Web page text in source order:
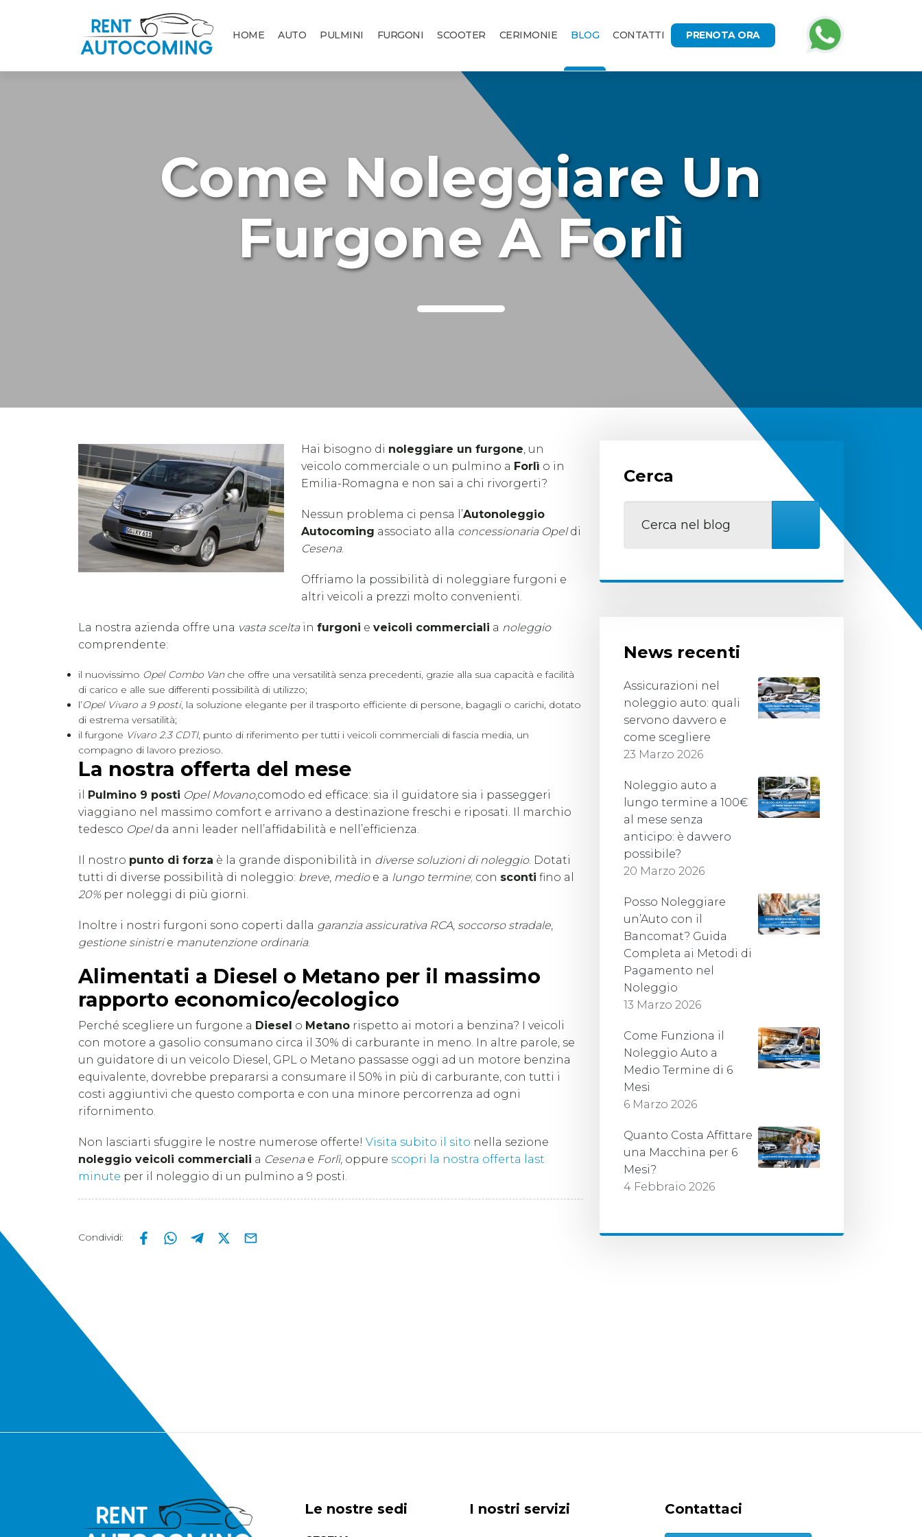
HOME AUTO PULMINI FURGONI SCOOTER CERIMONIE BLOG CONTATTI PRENOTA ORA
Come Noleggiare Un
Furgone A Forlì
Hai bisogno di noleggiare un furgone, un
veicolo commerciale o un pulmino a Forlì o in
Emilia-Romagna e non sai a chi rivorgerti?
Nessun problema ci pensa l’Autonoleggio
Autocoming associato alla concessionaria Opeldi
Cesena.
Offriamo la possibilità di noleggiare furgoni e
altri veicoli a prezzi molto convenienti.
La nostra azienda offre una vasta sceltain furgoni e veicoli commerciali a noleggio
comprendente:
il nuovissimo Opel Combo Vanche offre una versatilità senza precedenti, grazie alla sua capacità e facilità
di carico e alle sue differenti possibilità di utilizzo;
l’Opel Vivaro a 9 posti, la soluzione elegante per il trasporto efficiente di persone, bagagli o carichi, dotato
di estrema versatilità;
il furgone Vivaro 2.3 CDTI, punto di riferimento per tutti i veicoli commerciali di fascia media, un
compagno di lavoro prezioso.
La nostra offerta del mese
il Pulmino 9 posti Opel Movano,comodo ed efficace: sia il guidatore sia i passeggeri
viaggiano nel massimo comfort e arrivano a destinazione freschi e riposati. Il marchio
tedesco Opelda anni leader nell’affidabilità e nell’efficienza.
Il nostro punto di forza è la grande disponibilità in diverse soluzioni di noleggio. Dotati
tutti di diverse possibilità di noleggio: breve, medioe a lungo termine; con sconti fino al
20%per noleggi di più giorni.
Inoltre i nostri furgoni sono coperti dalla garanzia assicurativa RCA, soccorso stradale,
gestione sinistrie manutenzione ordinaria.
Alimentati a Diesel o Metano per il massimo
rapporto economico/ecologico
Perché scegliere un furgone a Diesel o Metano rispetto ai motori a benzina? I veicoli
con motore a gasolio consumano circa il 30% di carburante in meno. In altre parole, se
un guidatore di un veicolo Diesel, GPL o Metano passasse oggi ad un motore benzina
equivalente, dovrebbe prepararsi a consumare il 50% in più di carburante, con tutti i
costi aggiuntivi che questo comporta e con una minore percorrenza ad ogni
rifornimento.
Non lasciarti sfuggire le nostre numerose offerte! Visita subito il sito nella sezione
noleggio veicoli commerciali a Cesenae Forlì, oppure scopri la nostra offerta last
minute per il noleggio di un pulmino a 9 posti.
Condividi:
Cerca
News recenti
Assicurazioni nel
noleggio auto: quali
servono davvero e
come scegliere
23 Marzo 2026
Noleggio auto a
lungo termine a 100€
al mese senza
anticipo: è davvero
possibile?
20 Marzo 2026
Posso Noleggiare
un’Auto con il
Bancomat? Guida
Completa ai Metodi di
Pagamento nel
Noleggio
13 Marzo 2026
Come Funziona il
Noleggio Auto a
Medio Termine di 6
Mesi
6 Marzo 2026
Quanto Costa Affittare
una Macchina per 6
Mesi?
4 Febbraio 2026
Le nostre sedi I nostri servizi Contattaci